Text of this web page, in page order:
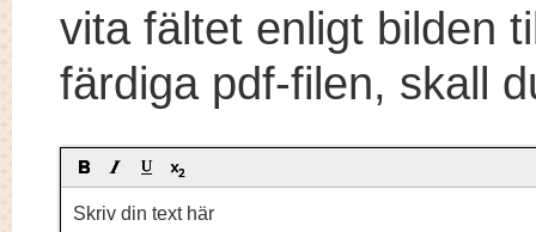
vita fältet enligt bilden
färdiga pdf-filen, skall
Skriv din text här